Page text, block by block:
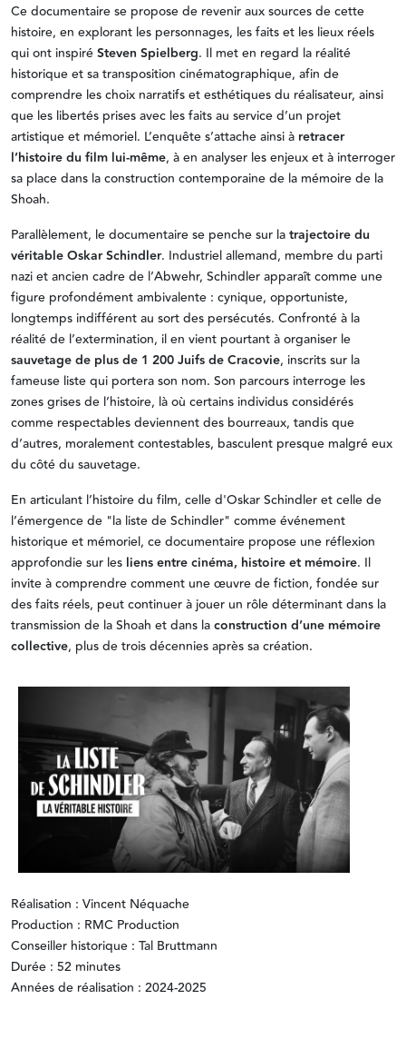
Ce documentaire se propose de revenir aux sources de cette
histoire, en explorant les personnages, les faits et les lieux réels
qui ont inspiréSteven Spielberg. Il met en regard la réalité
historique et sa transposition cinématographique, afin de
comprendre les choix narratifs et esthétiques du réalisateur, ainsi
que les libertés prises avec les faits au service d’un projet
artistique et mémoriel. L’enquête s’attache ainsi à retracer
l’histoire du film lui-même, à en analyser les enjeux et à interroger
sa place dans la construction contemporaine de la mémoire de la
Shoah.
Parallèlement, le documentaire se penche sur latrajectoire du
véritable Oskar Schindler. Industriel allemand, membre du parti
nazi et ancien cadre de l’Abwehr, Schindler apparaît comme une
figure profondément ambivalente : cynique, opportuniste,
longtemps indifférent au sort des persécutés. Confronté à la
réalité de l’extermination, il en vient pourtant à organiser le
sauvetage de plus de 1 200 Juifs de Cracovie, inscrits sur la
fameuse liste qui portera son nom. Son parcours interroge les
zones grises de l’histoire, là où certains individus considérés
comme respectables deviennent des bourreaux, tandis que
d’autres, moralement contestables, basculent presque malgré eux
du côté du sauvetage.
En articulant l’histoire du film, celle d'Oskar Schindler et celle de
l’émergence de "la liste de Schindler" comme événement
historique et mémoriel, ce documentaire propose une réflexion
approfondie sur les liens entre cinéma, histoire et mémoire. Il
invite à comprendre comment une œuvre de fiction, fondée sur
des faits réels, peut continuer à jouer un rôle déterminant dans la
transmission de la Shoah et dans laconstruction d’une mémoire
collective, plus de trois décennies après sa création.
Réalisation : Vincent Néquache
Production : RMC Production
Conseiller historique : Tal Bruttmann
Durée : 52 minutes
Années de réalisation : 2024-2025